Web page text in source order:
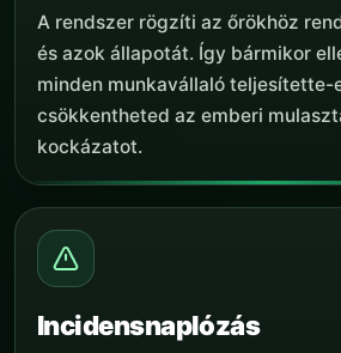
A rendszer rögzíti az őrökhöz
és azok állapotát. Így bármikor
minden munkavállaló teljesítette-
csökkentheted az emberi
kockázatot.
Incidensnaplózás